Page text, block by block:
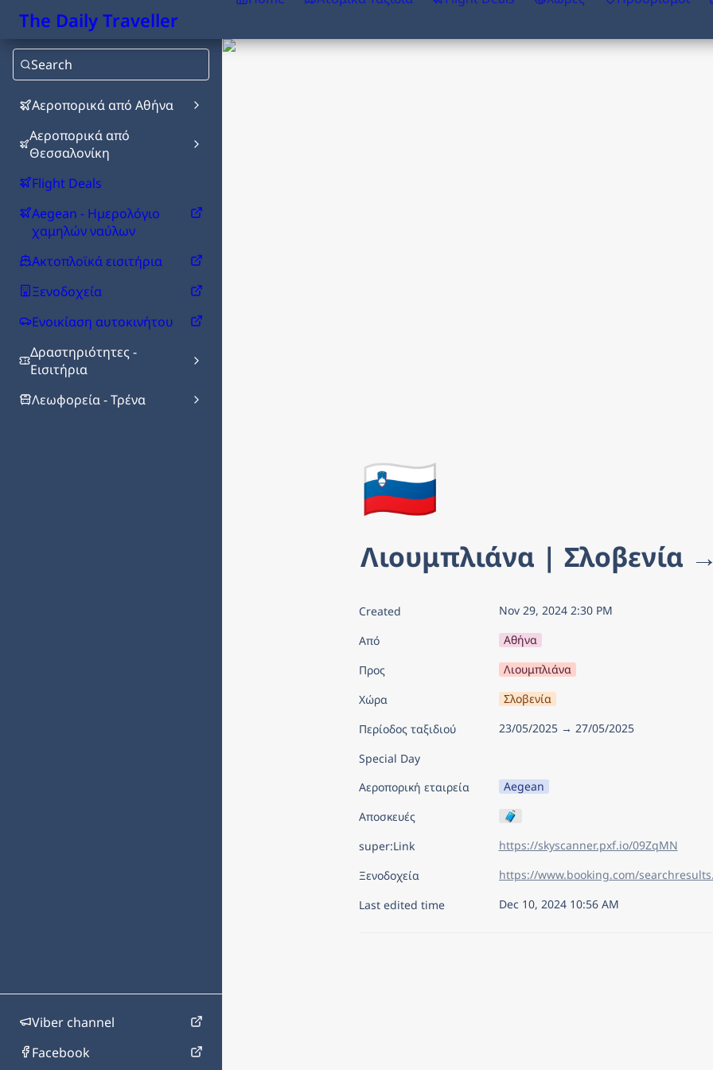
The Daily Traveller
Search
Αεροπορικά από Αθήνα
Αεροπορικά από
Θεσσαλονίκη
Flight Deals
Aegean - Ημερολόγιο
χαμηλών ναύλων
Ακτοπλοϊκά εισιτήρια
Ξενοδοχεία
Ενοικίαση αυτοκινήτου
Δραστηριότητες -
Εισιτήρια
Λεωφορεία - Τρένα
Viber channel
Facebook
🇸🇮
Λιουμπλιάνα | Σλοβενία
Created
Nov 29, 2024 2:30 PM
Από
Αθήνα
Προς
Λιουμπλιάνα
Χώρα
Σλοβενία
Περίοδος ταξιδιού
23/05/2025 → 27/05/2025
Special Day
Αεροπορική εταιρεία
Aegean
Αποσκευές
🧳
super:Link
https://skyscanner.pxf.io/09ZqMN
Ξενοδοχεία
Last edited time
Dec 10, 2024 10:56 AM